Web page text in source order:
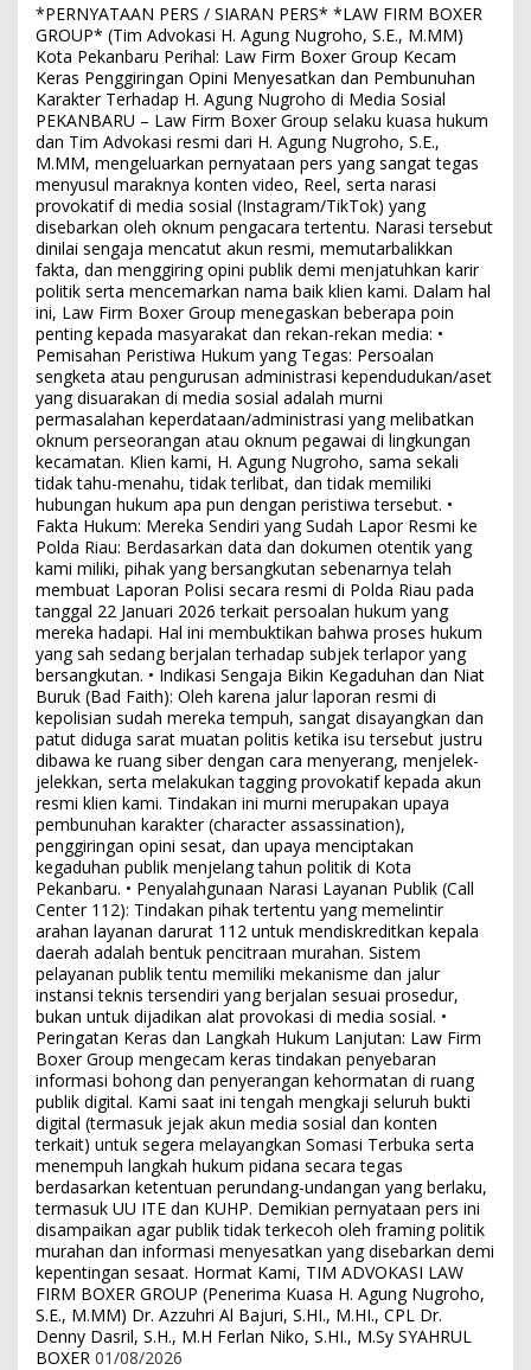
*PERNYATAAN PERS / SIARAN PERS* *LAW FIRM BOXER
GROUP* (Tim Advokasi H. Agung Nugroho, S.E., M.MM)
Kota Pekanbaru Perihal: Law Firm Boxer Group Kecam
Keras Penggiringan Opini Menyesatkan dan Pembunuhan
Karakter Terhadap H. Agung Nugroho di Media Sosial
PEKANBARU – Law Firm Boxer Group selaku kuasa hukum
dan Tim Advokasi resmi dari H. Agung Nugroho, S.E.,
M.MM, mengeluarkan pernyataan pers yang sangat tegas
menyusul maraknya konten video, Reel, serta narasi
provokatif di media sosial (Instagram/TikTok) yang
disebarkan oleh oknum pengacara tertentu. Narasi tersebut
dinilai sengaja mencatut akun resmi, memutarbalikkan
fakta, dan menggiring opini publik demi menjatuhkan karir
politik serta mencemarkan nama baik klien kami. Dalam hal
ini, Law Firm Boxer Group menegaskan beberapa poin
penting kepada masyarakat dan rekan-rekan media: •
Pemisahan Peristiwa Hukum yang Tegas: Persoalan
sengketa atau pengurusan administrasi kependudukan/aset
yang disuarakan di media sosial adalah murni
permasalahan keperdataan/administrasi yang melibatkan
oknum perseorangan atau oknum pegawai di lingkungan
kecamatan. Klien kami, H. Agung Nugroho, sama sekali
tidak tahu-menahu, tidak terlibat, dan tidak memiliki
hubungan hukum apa pun dengan peristiwa tersebut. •
Fakta Hukum: Mereka Sendiri yang Sudah Lapor Resmi ke
Polda Riau: Berdasarkan data dan dokumen otentik yang
kami miliki, pihak yang bersangkutan sebenarnya telah
membuat Laporan Polisi secara resmi di Polda Riau pada
tanggal 22 Januari 2026 terkait persoalan hukum yang
mereka hadapi. Hal ini membuktikan bahwa proses hukum
yang sah sedang berjalan terhadap subjek terlapor yang
bersangkutan. • Indikasi Sengaja Bikin Kegaduhan dan Niat
Buruk (Bad Faith): Oleh karena jalur laporan resmi di
kepolisian sudah mereka tempuh, sangat disayangkan dan
patut diduga sarat muatan politis ketika isu tersebut justru
dibawa ke ruang siber dengan cara menyerang, menjelek-
jelekkan, serta melakukan tagging provokatif kepada akun
resmi klien kami. Tindakan ini murni merupakan upaya
pembunuhan karakter (character assassination),
penggiringan opini sesat, dan upaya menciptakan
kegaduhan publik menjelang tahun politik di Kota
Pekanbaru. • Penyalahgunaan Narasi Layanan Publik (Call
Center 112): Tindakan pihak tertentu yang memelintir
arahan layanan darurat 112 untuk mendiskreditkan kepala
daerah adalah bentuk pencitraan murahan. Sistem
pelayanan publik tentu memiliki mekanisme dan jalur
instansi teknis tersendiri yang berjalan sesuai prosedur,
bukan untuk dijadikan alat provokasi di media sosial. •
Peringatan Keras dan Langkah Hukum Lanjutan: Law Firm
Boxer Group mengecam keras tindakan penyebaran
informasi bohong dan penyerangan kehormatan di ruang
publik digital. Kami saat ini tengah mengkaji seluruh bukti
digital (termasuk jejak akun media sosial dan konten
terkait) untuk segera melayangkan Somasi Terbuka serta
menempuh langkah hukum pidana secara tegas
berdasarkan ketentuan perundang-undangan yang berlaku,
termasuk UU ITE dan KUHP. Demikian pernyataan pers ini
disampaikan agar publik tidak terkecoh oleh framing politik
murahan dan informasi menyesatkan yang disebarkan demi
kepentingan sesaat. Hormat Kami, TIM ADVOKASI LAW
FIRM BOXER GROUP (Penerima Kuasa H. Agung Nugroho,
S.E., M.MM) Dr. Azzuhri Al Bajuri, S.HI., M.HI., CPL Dr.
Denny Dasril, S.H., M.H Ferlan Niko, S.HI., M.Sy SYAHRUL
BOXER 01/08/2026